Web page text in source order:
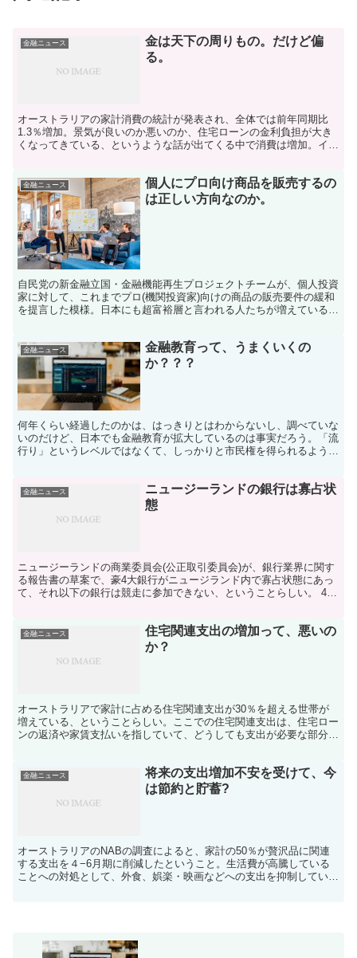
金融ニュース
金は天下の周りもの。だけど偏
る。
オーストラリアの家計消費の統計が発表され、全体では前年同期比
1.3％増加。景気が良いのか悪いのか、住宅ローンの金利負担が大き
くなってきている、というような話が出てくる中で消費は増加。イン
金融ニュース
個人にプロ向け商品を販売するの
は正しい方向なのか。
自民党の新金融立国・金融機能再生プロジェクトチームが、個人投資
家に対して、これまでプロ(機関投資家)向けの商品の販売要件の緩和
を提言した模様。日本にも超富裕層と言われる人たちが増えている
金融ニュース
金融教育って、うまくいくの
か？？？
何年くらい経過したのかは、はっきりとはわからないし、調べていな
いのだけど、日本でも金融教育が拡大しているのは事実だろう。「流
行り」というレベルではなくて、しっかりと市民権を得られるように
金融ニュース
ニュージーランドの銀行は寡占状
態
ニュージーランドの商業委員会(公正取引委員会)が、銀行業界に関す
る報告書の草案で、豪4大銀行がニュージランド内で寡占状態にあっ
て、それ以下の銀行は競走に参加できない、ということらしい。 4大
金融ニュース
住宅関連支出の増加って、悪いの
か？
オーストラリアで家計に占める住宅関連支出が30％を超える世帯が
増えている、ということらしい。ここでの住宅関連支出は、住宅ロー
ンの返済や家賃支払いを指していて、どうしても支出が必要な部分の
金融ニュース
将来の支出増加不安を受けて、今
は節約と貯蓄?
オーストラリアのNABの調査によると、家計の50％が贅沢品に関連
する支出を４−6月期に削減したということ。生活費が高騰している
ことへの対処として、外食、娯楽・映画などへの支出を抑制してい